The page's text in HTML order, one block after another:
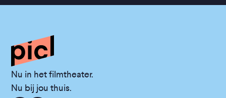
Nu in het filmtheater.
Nu bij jou thuis.